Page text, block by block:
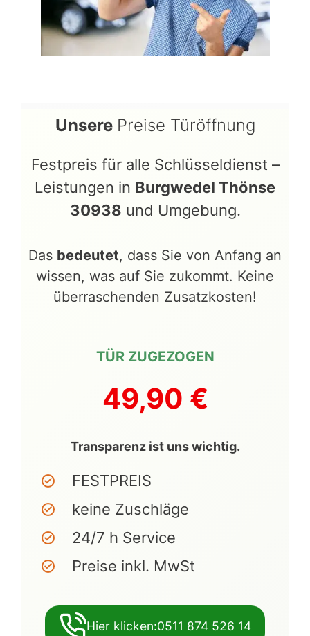
Unsere Preise Türöffnung
Festpreis für alle Schlüsseldienst –
Leistungen in Burgwedel Thönse
30938 und Umgebung.
Das bedeutet, dass Sie von Anfang an
wissen, was auf Sie zukommt. Keine
überraschenden Zusatzkosten!
TÜR ZUGEZOGEN
49,90 €
Transparenz ist uns wichtig.
FESTPREIS
keine Zuschläge
24/7 h Service
Preise inkl. MwSt
Hier klicken:0511 874 526 14